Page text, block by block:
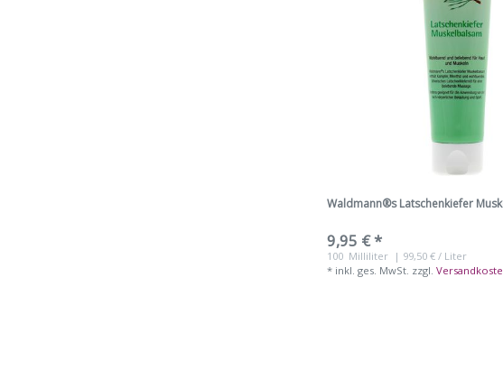
Waldmann®s Latschenkiefer
9,95 € *
100 Milliliter | 99,50 € / Liter
* inkl. ges. MwSt. zzgl.